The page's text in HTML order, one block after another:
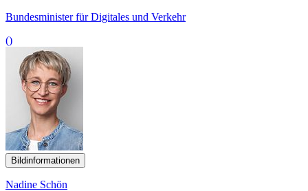
Bundesminister für Digitales und Verkehr
()
Bildinformationen
Nadine Schön